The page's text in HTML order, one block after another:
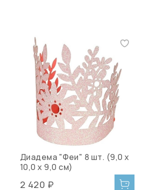
Диадема "Феи" 8 шт. (9,0 х
10,0 х 9,0 см)
2 420 ₽